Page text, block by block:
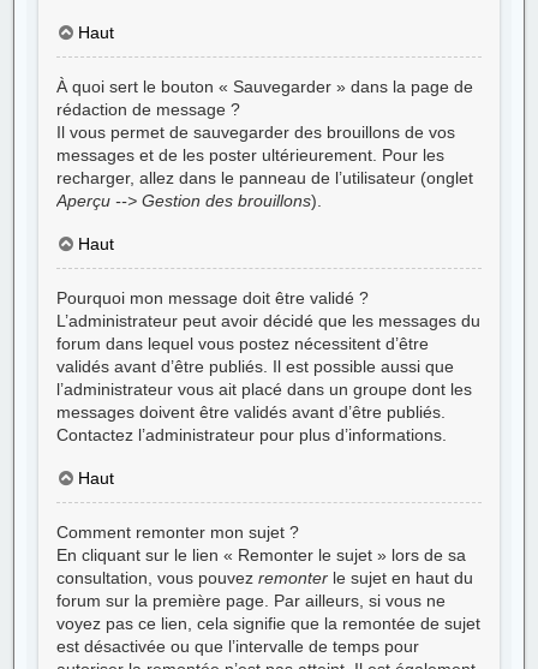
Haut
À quoi sert le bouton « Sauvegarder » dans la page de
rédaction de message ?
Il vous permet de sauvegarder des brouillons de vos
messages et de les poster ultérieurement. Pour les
recharger, allez dans le panneau de l’utilisateur (onglet
Aperçu --> Gestion des brouillons).
Haut
Pourquoi mon message doit être validé ?
L’administrateur peut avoir décidé que les messages du
forum dans lequel vous postez nécessitent d’être
validés avant d’être publiés. Il est possible aussi que
l’administrateur vous ait placé dans un groupe dont les
messages doivent être validés avant d’être publiés.
Contactez l’administrateur pour plus d’informations.
Haut
Comment remonter mon sujet ?
En cliquant sur le lien « Remonter le sujet » lors de sa
consultation, vous pouvezremonter le sujet en haut du
forum sur la première page. Par ailleurs, si vous ne
voyez pas ce lien, cela signifie que la remontée de sujet
est désactivée ou que l’intervalle de temps pour